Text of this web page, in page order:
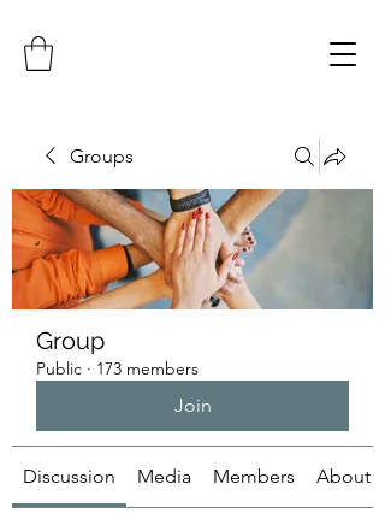
Groups
Group
Public · 173 members
Join
Discussion Media Members About